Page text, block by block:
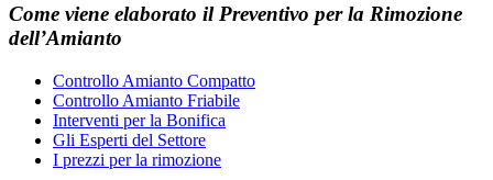
Come viene elaborato ilPreventivo per la Rimozione
dell’Amianto
Controllo Amianto Compatto
Controllo Amianto Friabile
Interventi per la Bonifica
Gli Esperti del Settore
I prezzi per la rimozione